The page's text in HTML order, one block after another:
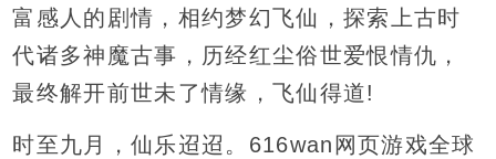
富感人的剧情，相约梦幻飞仙，探索上古时
代诸多神魔古事，历经红尘俗世爱恨情仇，
最终解开前世未了情缘，飞仙得道!
时至九月，仙乐迢迢。616wan网页游戏全球